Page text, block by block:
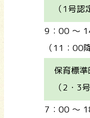
（1号認
9：00 ～
（11：00
保育標
（2・3
7：00 ～